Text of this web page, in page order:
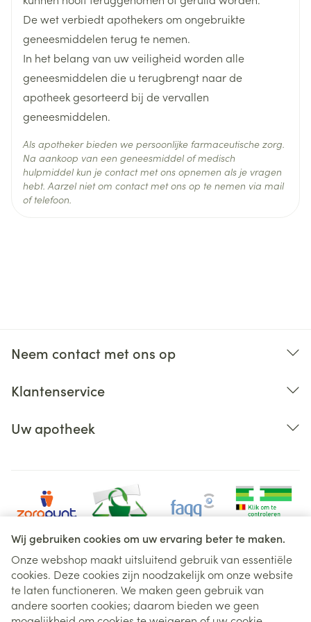
Wij gebruiken cookies om uw ervaring beter te maken.
Onze webshop maakt uitsluitend gebruik van essentiële
cookies. Deze cookies zijn noodzakelijk om onze website
te laten functioneren. We maken geen gebruik van
andere soorten cookies; daarom bieden we geen
bijv. enkels (oedeem), pijn op de borst, abnormaal
vetconcentratie in het bloed (cholesterol of
triglyceriden); een aandoening die
hyperhomocysteïnemie wordt genoemd.
U heeft een vorm van migraine die 'migraine met
aura' wordt genoemd of heeft dit ooit gehad.
U heeft een goed- of kwaadaardig gezwel (tumor)
U heeft een ernstige leveraandoening of heeft dit
ooit gehad en uw lever werkt nog niet naar behoren.
U heeft nieren die niet goed werken (nierfalen);
Behoud Kamertemperatuur (15°C - 25°C)
De wet verbiedt apothekers om ongebruikte
geneesmiddelen terug te nemen.
In het belang van uw veiligheid worden alle
geneesmiddelen die u terugbrengt naar de
apotheek gesorteerd bij de vervallen
geneesmiddelen.
Als apotheker bieden we persoonlijke farmaceutische zorg.
Na aankoop van een geneesmiddel of medisch
hulpmiddel kun je contact met ons opnemen als je vragen
hebt. Aarzel niet om contact met ons op te nemen via mail
of telefoon.
Neem contact met ons op
Klantenservice
Uw apotheek
Juridische links